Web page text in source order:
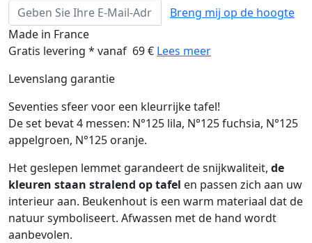
Breng mij op de hoogte
Made in France
Gratis levering * vanaf 69 € Lees meer
Levenslang garantie
Seventies sfeer voor een kleurrijke tafel!
De set bevat 4 messen: N°125 lila, N°125 fuchsia, N°125
appelgroen, N°125 oranje.
Het geslepen lemmet garandeert de snijkwaliteit, de
kleuren staan stralend op tafel en passen zich aan uw
interieur aan. Beukenhout is een warm materiaal dat de
natuur symboliseert. Afwassen met de hand wordt
aanbevolen.